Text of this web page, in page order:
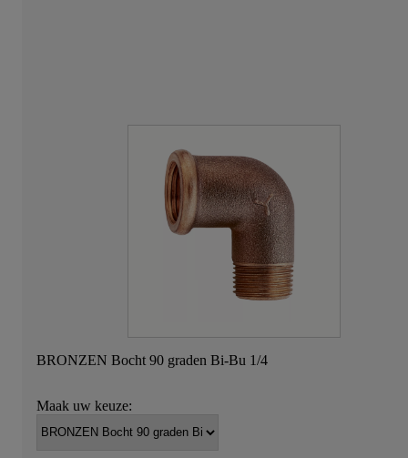
BRONZEN Bocht 90 graden Bi-Bu 1/4
Maak uw keuze: